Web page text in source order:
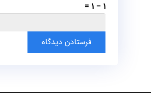
1 − 1 =
فرستادن دیدگاه